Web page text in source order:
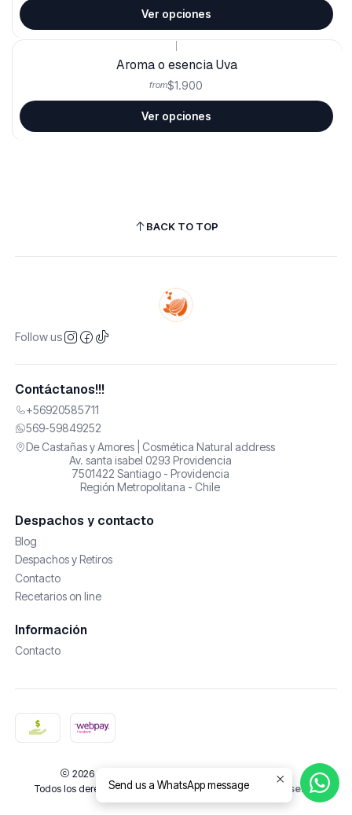
Ver opciones
Aroma o esencia Uva
from$1.900
Ver opciones
BACK TO TOP
Follow us
Contáctanos!!!
+56920585711
569-59849252
De Castañas y Amores | Cosmética Natural address
Av. santa isabel 0293 Providencia
7501422 Santiago - Providencia
Región Metropolitana - Chile
Despachos y contacto
Blog
Despachos y Retiros
Contacto
Recetarios on line
Información
Contacto
2026 De Castañas y Amores | Cosmética Natural.
Todos los derechos reservados.Desarrollado por Jumpseller.
Send us a WhatsApp message